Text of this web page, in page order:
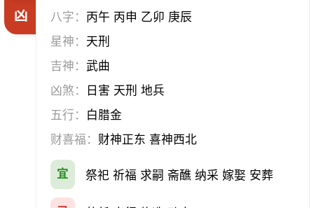
凶
八字： 丙午 丙申 乙卯 庚辰
星神： 天刑
吉神：武曲
凶煞：
日害 天刑 地兵
五行： 白腊金
财喜福： 财神正东 喜神西北
宜 祭祀 祈福 求嗣 斋醮 纳采 嫁娶 安葬